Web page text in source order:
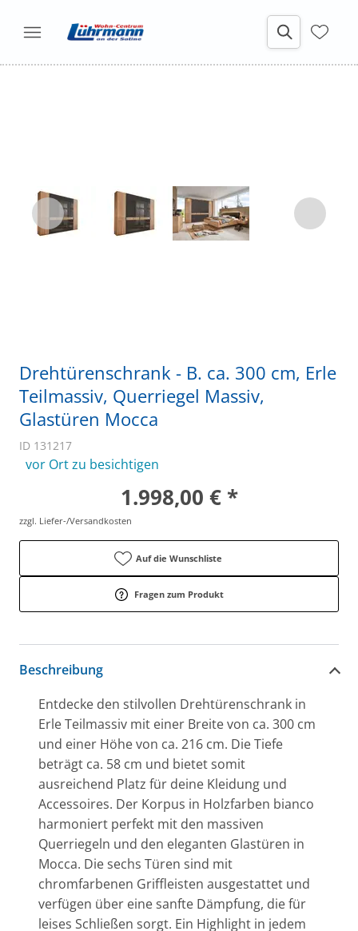
Drehtürenschrank - B. ca. 300 cm, Erle
Teilmassiv, Querriegel Massiv,
Glastüren Mocca
ID 131217
vor Ort zu besichtigen
1.998,00 € *
zzgl. Liefer-/Versandkosten
Auf die Wunschliste
Fragen zum Produkt
Beschreibung
Entdecke den stilvollen Drehtürenschrank in
Erle Teilmassiv mit einer Breite von ca. 300 cm
und einer Höhe von ca. 216 cm. Die Tiefe
beträgt ca. 58 cm und bietet somit
ausreichend Platz für deine Kleidung und
Accessoires. Der Korpus in Holzfarben bianco
harmoniert perfekt mit den massiven
Querriegeln und den eleganten Glastüren in
Mocca. Die sechs Türen sind mit
chromfarbenen Griffleisten ausgestattet und
verfügen über eine sanfte Dämpfung, die für
leises Schließen sorgt. Ein Highlight in jedem